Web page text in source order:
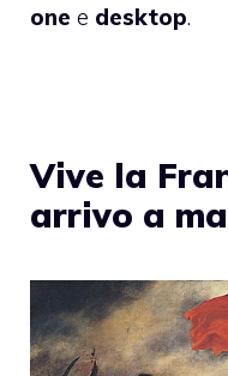
one e desktop.
Vive la
arrivo a